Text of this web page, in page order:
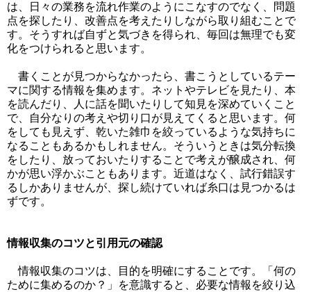
は、日々の業務を流れ作業のようにこなすのでなく、問題
点を探したり、改善点を考えたりしながら取り組むことで
す。そうすれば自ずと気づきを得られ、毎回は無理でも変
化をつけられると思います。
書くことが見つからなかったら、書こうとしているテー
マに関する情報を集めます。ネットやテレビを見たり、本
を読んだり、人に話を聞いたりして知見を深めていくこと
で、自分なりの考えや切り口が見えてくると思います。何
をしても見えず、乾いた雑巾を絞っているような気持ちに
なることもあるかもしれません。そういうときは気分転換
をしたり、放っておいたりすることで考えが醸成され、何
かが思い浮かぶこともあります。近道はなく、試行錯誤す
るしかありませんが、探し続けていれば糸口は見つかるは
ずです。
情報収集のコツと引用元の確認
情報収集のコツは、目的を明確にすることです。「何の
ために集めるのか？」を意識すると、必要な情報を絞り込